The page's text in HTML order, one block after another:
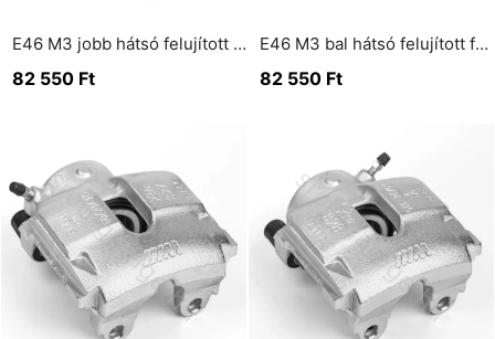
E46 M3 jobb hátsó felujított féknyereg
82 550 Ft
E46 M3 bal hátsó felujított féknyereg
82 550 Ft